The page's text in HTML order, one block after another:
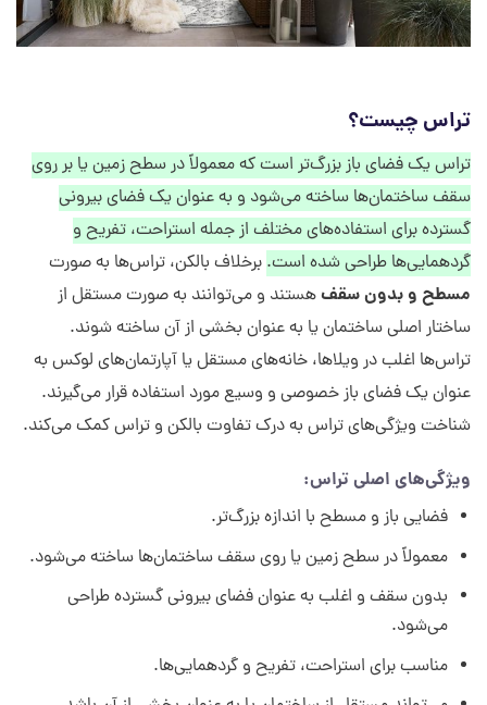
تراس چیست؟
تراس یک فضای باز بزرگ‌تر است که معمولاً در سطح زمین یا بر روی
سقف ساختمان‌ها ساخته می‌شود و به عنوان یک فضای بیرونی
گسترده برای استفاده‌های مختلف از جمله استراحت، تفریح و
گردهمایی‌ها طراحی شده است. برخلاف بالکن، تراس‌ها به صورت
مسطح و بدون سقفهستند و می‌توانند به صورت مستقل از
ساختار اصلی ساختمان یا به عنوان بخشی از آن ساخته شوند.
تراس‌ها اغلب در ویلاها، خانه‌های مستقل یا آپارتمان‌های لوکس به
عنوان یک فضای باز خصوصی و وسیع مورد استفاده قرار می‌گیرند.
شناخت ویژگی‌های تراس به درک تفاوت بالکن و تراس کمک می‌کند.
ویژگی‌های اصلی تراس:
فضایی باز و مسطح با اندازه بزرگ‌تر.
معمولاً در سطح زمین یا روی سقف ساختمان‌ها ساخته می‌شود.
بدون سقف و اغلب به عنوان فضای بیرونی گسترده طراحی
می‌شود.
مناسب برای استراحت، تفریح و گردهمایی‌ها.